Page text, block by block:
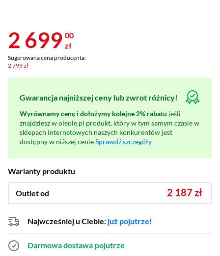
2 699 00
zł
Sugerowana cena producenta:
2 799 zł
Gwarancja najniższej ceny lub zwrot różnicy!
Wyrównamy cenę i dołożymy kolejne 2% rabatu jeśli
znajdziesz w oleole.pl produkt, który w tym samym czasie w
sklepach internetowych naszych konkurentów jest
dostępny w niższej cenieSprawdź szczegóły
Warianty produktu
Outlet od 2 187 zł
Najwcześniej u Ciebie: już pojutrze!
Darmowa dostawa pojutrze